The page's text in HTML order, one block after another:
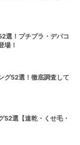
選！プチプラ・デパコ
場！
グ52選！徹底調査して
52選【速乾・くせ毛・